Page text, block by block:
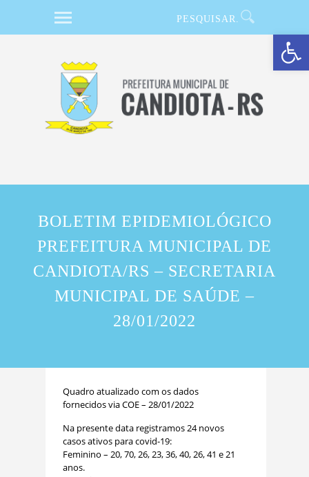
Barra de Ferramentas Aberta
BOLETIM EPIDEMIOLÓGICO
PREFEITURA MUNICIPAL DE
CANDIOTA/RS – SECRETARIA
MUNICIPAL DE SAÚDE –
28/01/2022
Quadro atualizado com os dados
fornecidos via COE – 28/01/2022
Na presente data registramos 24 novos
casos ativos para covid-19:
Feminino – 20, 70, 26, 23, 36, 40, 26, 41 e 21
anos.